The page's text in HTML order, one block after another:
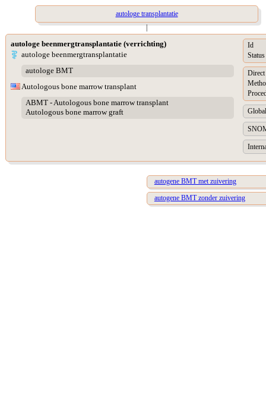
autologe transplantatie
|
autologe beenmergtransplantatie (verrichting)
autologe beenmergtransplantatie
autologe BMT
Autologous bone marrow transplant
ABMT - Autologous bone marrow transplant
Autologous bone marrow graft
Id
Status
Direct
autogene BMT met zuivering
autogene BMT zonder zuivering